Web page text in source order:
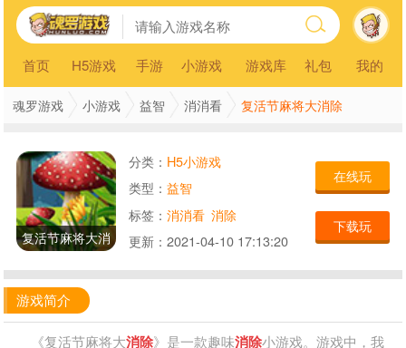
首页 H5游戏 手游 小游戏 游戏库 礼包 我的
魂罗游戏 小游戏 益智 消消看 复活节麻将大消除
复活节麻将大消
分类： H5小游戏
类型： 益智
标签： 消消看 消除
更新： 2021-04-10 17:13:20
在线玩
下载玩
游戏简介
《复活节麻将大消除》是一款趣味消除小游戏。游戏中，我